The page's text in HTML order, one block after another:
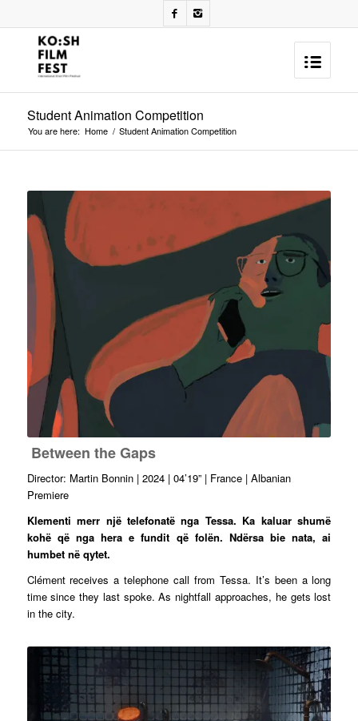
Student Animation Competition
You are here: Home / Student Animation Competition
Between the Gaps
Director: Martin Bonnin | 2024 | 04’19” | France | Albanian
Premiere
Klementi merr një telefonatë nga Tessa. Ka kaluar shumë
kohë që nga hera e fundit që folën. Ndërsa bie nata, ai
humbet në qytet.
Clément receives a telephone call from Tessa. It’s been a long
time since they last spoke. As nightfall approaches, he gets lost
in the city.